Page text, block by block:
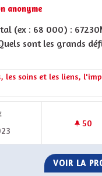
anonyme
(ex : 68 000) :
sont les grands
de la catégorie : Les
les soins et les liens,
50
VOIR LA